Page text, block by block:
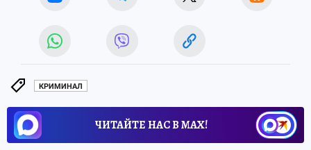
КРИМИНАЛ
ЧИТАЙТЕ НАС В МАХ!